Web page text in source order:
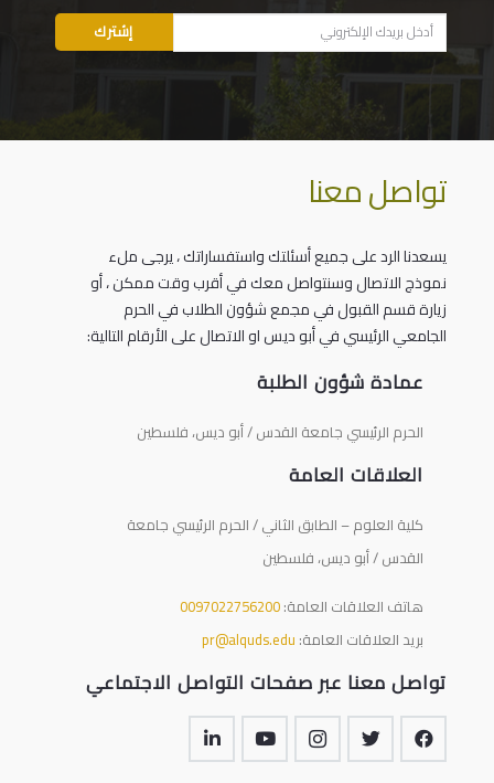
تواصل معنا
يسعدنا الرد على جميع أسئلتك واستفساراتك ، يرجى ملء
نموذج الاتصال وسنتواصل معك في أقرب وقت ممكن ، أو
زيارة قسم القبول في مجمع شؤون الطلاب في الحرم
الجامعي الرئيسي في أبو ديس او الاتصال على الأرقام التالية:
عمادة شؤون الطلبة
الحرم الرئيسي جامعة القدس / أبو ديس، فلسطين
العلاقات العامة
كلية العلوم – الطابق الثاني / الحرم الرئيسي جامعة
القدس / أبو ديس، فلسطين
هاتف العلاقات العامة:0097022756200
بريد العلاقات العامة: pr@alquds.edu
تواصل معنا عبر صفحات التواصل الاجتماعي